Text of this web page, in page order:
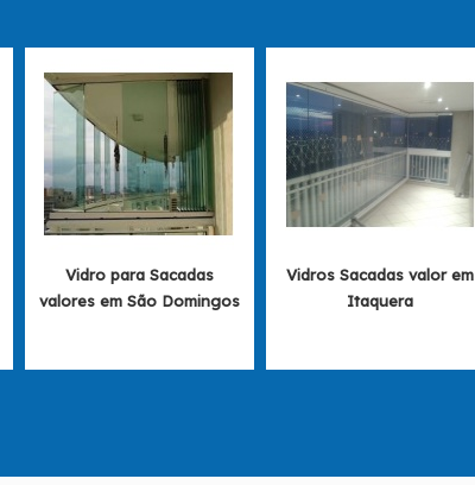
Vidro para Sacadas
valores em São Domingos
Vidros Sacadas valor em
Itaquera